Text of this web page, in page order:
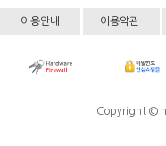
이용안내 이용약관
Copyright ©